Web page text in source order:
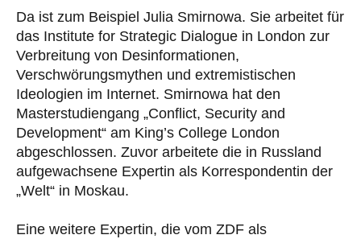
Da ist zum Beispiel Julia Smirnowa. Sie arbeitet für
das Institute for Strategic Dialogue in London zur
Verbreitung von Desinformationen,
Verschwörungsmythen und extremistischen
Ideologien im Internet. Smirnowa hat den
Masterstudiengang „Conflict, Security and
Development“ am King’s College London
abgeschlossen. Zuvor arbeitete die in Russland
aufgewachsene Expertin als Korrespondentin der
„Welt“ in Moskau.
Eine weitere Expertin, die vom ZDF als